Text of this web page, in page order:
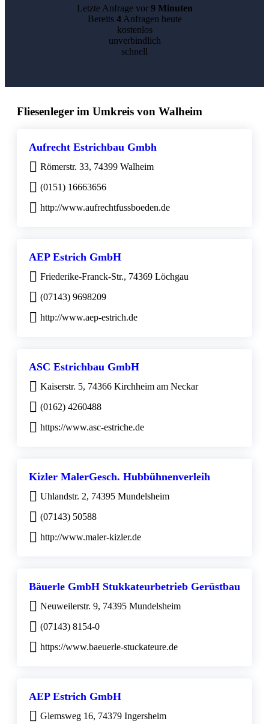
Letzte Anfrage vor 9 Minuten
Bereits 4Anfragen heute
kostenlos
unverbindlich
schnell
Fliesenleger im Umkreis von Walheim
Aufrecht Estrichbau Gmbh
Römerstr. 33, 74399 Walheim
(0151) 16663656
http://www.aufrechtfussboeden.de
AEP Estrich GmbH
Friederike-Franck-Str., 74369 Löchgau
(07143) 9698209
http://www.aep-estrich.de
ASC Estrichbau GmbH
Kaiserstr. 5, 74366 Kirchheim am Neckar
(0162) 4260488
https://www.asc-estriche.de
Kizler MalerGesch. Hubbühnenverleih
Uhlandstr. 2, 74395 Mundelsheim
(07143) 50588
http://www.maler-kizler.de
Bäuerle GmbH Stukkateurbetrieb Gerüstbau
Neuweilerstr. 9, 74395 Mundelsheim
(07143) 8154-0
https://www.baeuerle-stuckateure.de
AEP Estrich GmbH
Glemsweg 16, 74379 Ingersheim